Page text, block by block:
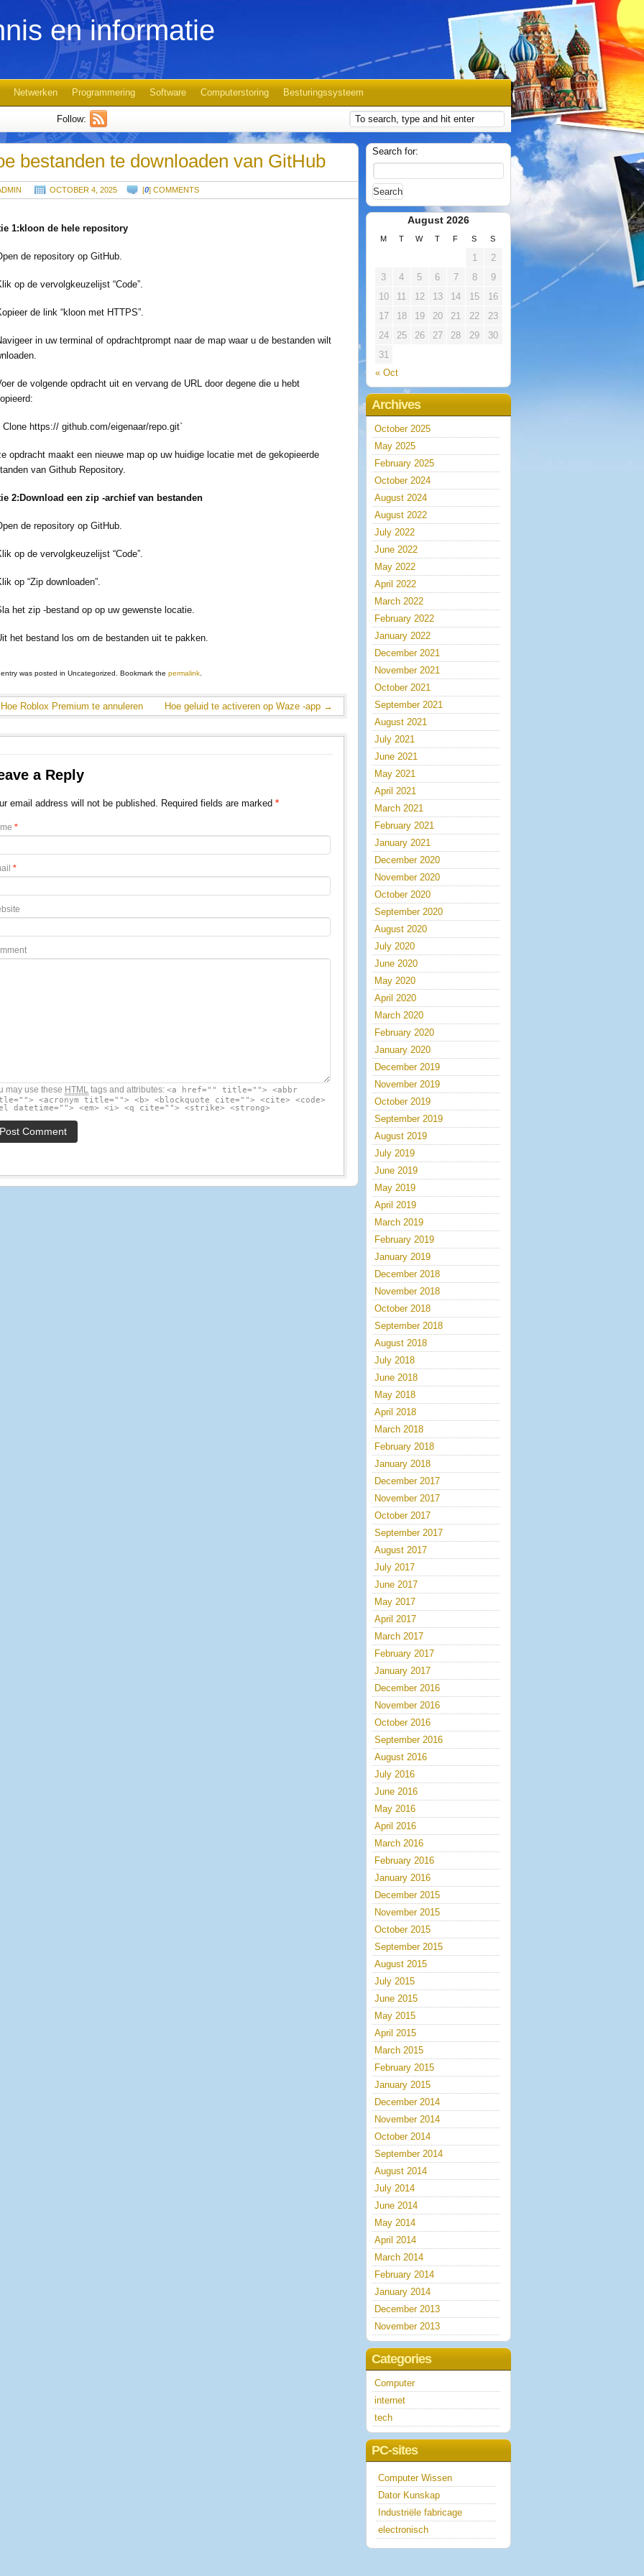
en informatie
Netwerken Programmering Software Computerstoring Besturingssysteem
Follow:
bestanden te downloaden van GitHub
OCTOBER 4, 2025 [0] COMMENTS
1:kloon de hele repository
de repository op GitHub.
op de vervolgkeuzelijst “Code”.
de link “kloon met HTTPS”.
in uw terminal of opdrachtprompt naar de map waar u de bestanden wilt
de volgende opdracht uit en vervang de URL door degene die u hebt
Clone https:// github.com/eigenaar/repo.git`
opdracht maakt een nieuwe map op uw huidige locatie met de gekopieerde
van Github Repository.
2:Download een zip -archief van bestanden
de repository op GitHub.
op de vervolgkeuzelijst “Code”.
op “Zip downloaden”.
het zip -bestand op op uw gewenste locatie.
het bestand los om de bestanden uit te pakken.
entry was posted in Uncategorized. Bookmark thepermalink
Hoe Roblox Premium te annuleren Hoe geluid te activeren op Waze -app →
a Reply
email address will not be published. Required fields are marked*
*
*
may use these HTML tags and attributes:<a href="" title=""> <abbr
<acronym title=""> <b> <blockquote cite=""> <cite> <code>
datetime=""> <em> <i> <q cite=""> <strike> <strong>
Search for:
August 2026
M T W T F S S
« Oct
1
2
3
4 5 6 7 8
9
10
11 12 13 14 15
16
17
18 19 20 21 22
23
24
25 26 27 28 29
30
31
Archives
October 2025
May 2025
February 2025
October 2024
August 2024
August 2022
July 2022
June 2022
May 2022
April 2022
March 2022
February 2022
January 2022
December 2021
November 2021
October 2021
September 2021
August 2021
July 2021
June 2021
May 2021
April 2021
March 2021
February 2021
January 2021
December 2020
November 2020
October 2020
September 2020
August 2020
July 2020
June 2020
May 2020
April 2020
March 2020
February 2020
January 2020
December 2019
November 2019
October 2019
September 2019
August 2019
July 2019
June 2019
May 2019
April 2019
March 2019
February 2019
January 2019
December 2018
November 2018
October 2018
September 2018
August 2018
July 2018
June 2018
May 2018
April 2018
March 2018
February 2018
January 2018
December 2017
November 2017
October 2017
September 2017
August 2017
July 2017
June 2017
May 2017
April 2017
March 2017
February 2017
January 2017
December 2016
November 2016
October 2016
September 2016
August 2016
July 2016
June 2016
May 2016
April 2016
March 2016
February 2016
January 2016
December 2015
November 2015
October 2015
September 2015
August 2015
July 2015
June 2015
May 2015
April 2015
March 2015
February 2015
January 2015
December 2014
November 2014
October 2014
September 2014
August 2014
July 2014
June 2014
May 2014
April 2014
March 2014
February 2014
January 2014
December 2013
November 2013
Categories
Computer
internet
tech
PC-sites
Computer Wissen
Dator Kunskap
Industriële fabricage
electronisch